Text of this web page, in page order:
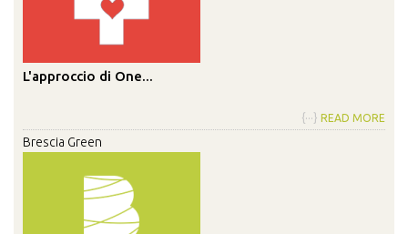
L'approccio di One...
{···} READ MORE
Brescia Green